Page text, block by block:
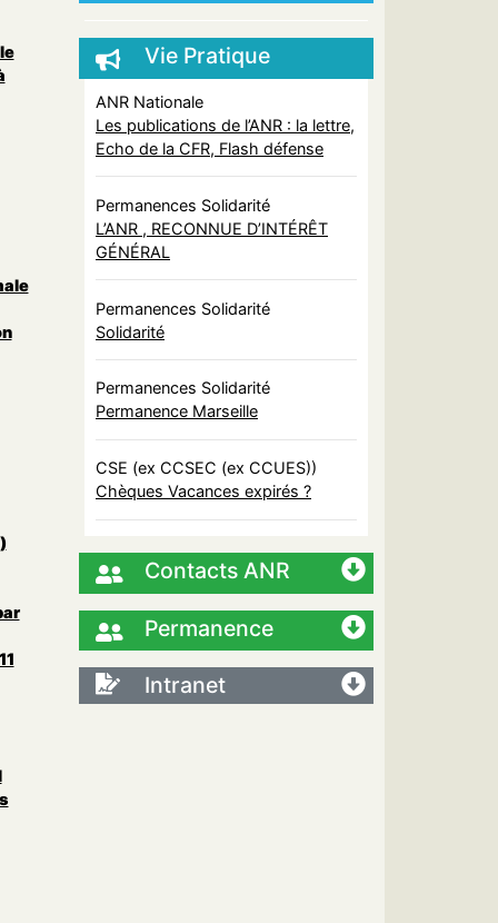
Vie Pratique
ANR Nationale
Les publications de l’ANR : la lettre,
Echo de la CFR, Flash défense
Permanences Solidarité
L’ANR , RECONNUE D’INTÉRÊT
GÉNÉRAL
Permanences Solidarité
Solidarité
Permanences Solidarité
Permanence Marseille
CSE (ex CCSEC (ex CCUES))
Chèques Vacances expirés ?
Contacts ANR
Permanence
Intranet